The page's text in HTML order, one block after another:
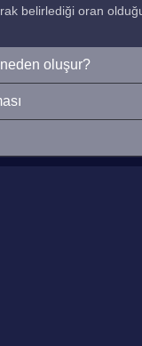
belirlediği oran
neden oluşur?